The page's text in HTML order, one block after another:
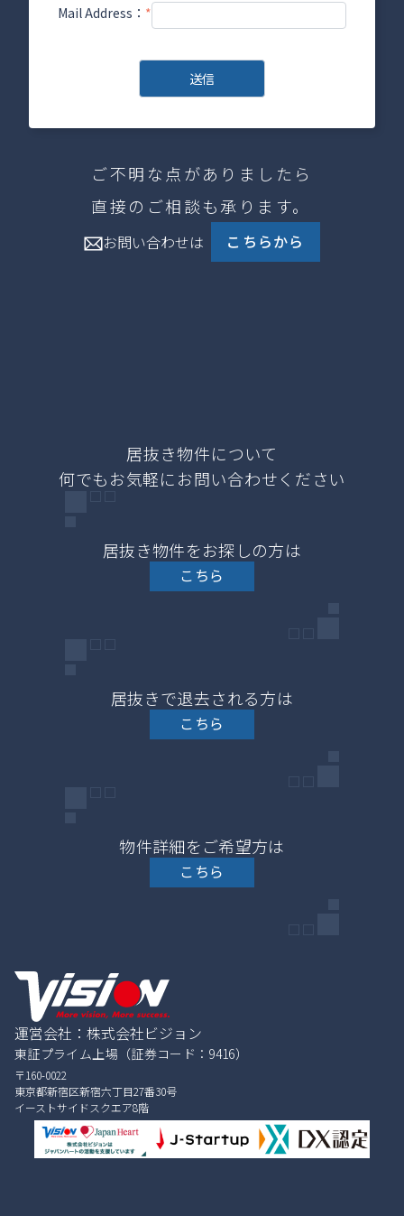
ご不明な点がありましたら
直接のご相談も承ります。
お問い合わせは こちらから
Mail Address： *
居抜き物件をお探しの方は
こちら
居抜きで退去される方は
こちら
物件詳細をご希望方は
こちら
運営会社：株式会社ビジョン
東証プライム上場（証券コード：9416）
〒160-0022
東京都新宿区新宿六丁目27番30号
イーストサイドスクエア8階